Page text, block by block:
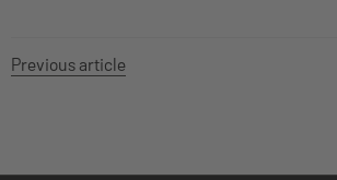
Previous article